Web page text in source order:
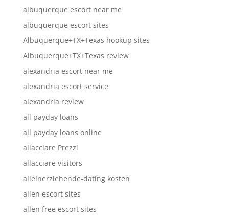
albuquerque escort near me
albuquerque escort sites
Albuquerque+TX+Texas hookup sites
Albuquerque+TX+Texas review
alexandria escort near me
alexandria escort service
alexandria review
all payday loans
all payday loans online
allacciare Prezzi
allacciare visitors
alleinerziehende-dating kosten
allen escort sites
allen free escort sites